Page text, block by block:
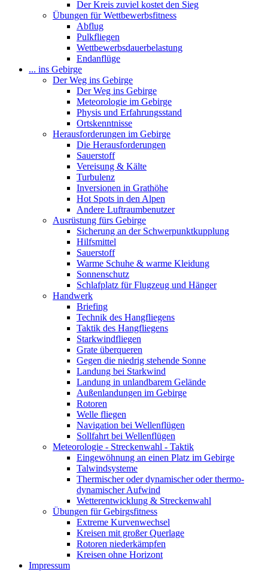
Der Kreis zuviel kostet den Sieg
Übungen für Wettbewerbsfitness
Abflug
Pulkfliegen
Wettbewerbsdauerbelastung
Endanflüge
... ins Gebirge
Der Weg ins Gebirge
Der Weg ins Gebirge
Meteorologie im Gebirge
Physis und Erfahrungsstand
Ortskenntnisse
Herausforderungen im Gebirge
Die Herausforderungen
Sauerstoff
Vereisung & Kälte
Turbulenz
Inversionen in Grathöhe
Hot Spots in den Alpen
Andere Luftraumbenutzer
Ausrüstung fürs Gebirge
Sicherung an der Schwerpunktkupplung
Hilfsmittel
Sauerstoff
Warme Schuhe & warme Kleidung
Sonnenschutz
Schlafplatz für Flugzeug und Hänger
Handwerk
Briefing
Technik des Hangfliegens
Taktik des Hangfliegens
Starkwindfliegen
Grate überqueren
Gegen die niedrig stehende Sonne
Landung bei Starkwind
Landung in unlandbarem Gelände
Außenlandungen im Gebirge
Rotoren
Welle fliegen
Navigation bei Wellenflügen
Sollfahrt bei Wellenflügen
Meteorologie - Streckenwahl - Taktik
Eingewöhnung an einen Platz im Gebirge
Talwindsysteme
Thermischer oder dynamischer oder thermo-
dynamischer Aufwind
Wetterentwicklung & Streckenwahl
Übungen für Gebirgsfitness
Extreme Kurvenwechsel
Kreisen mit großer Querlage
Rotoren niederkämpfen
Kreisen ohne Horizont
Impressum